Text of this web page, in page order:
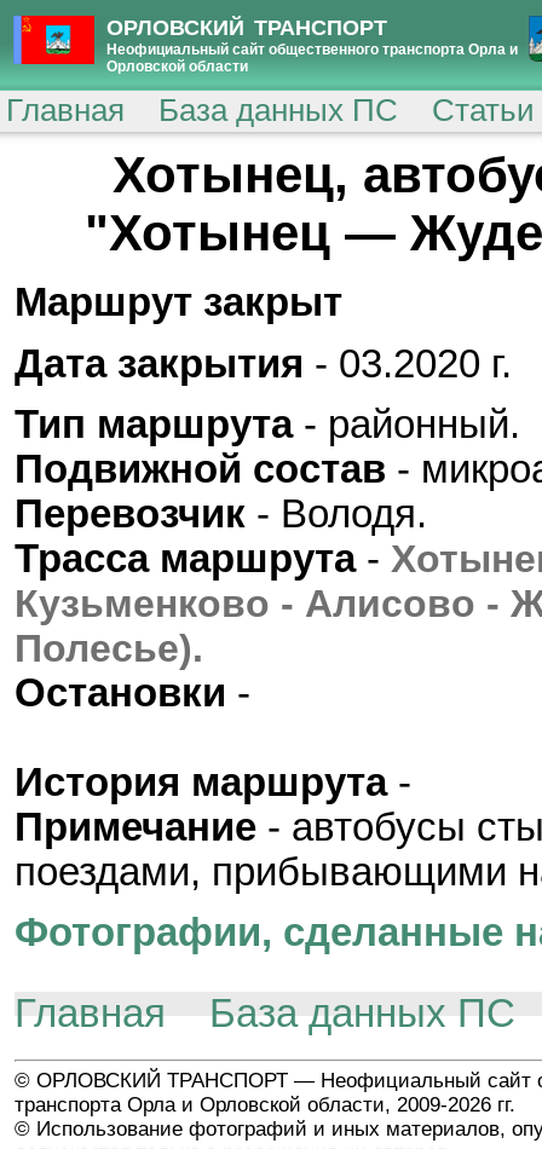
ОРЛОВСКИЙ ТРАНСПОРТ
Неофициальный сайт общественного транспорта Орла и
Орловской области
Главная База данных ПС
Хотынец,
"Хотынец —
Маршрут закрыт
Дата закрытия - 03.2020 г.
Тип маршрута- районный.
Подвижной состав -
Перевозчик - Володя.
Трасса маршрута-
Кузьменково - Алисово -
Полесье).
Остановки -
История маршрута-
Примечание - автобусы
поездами, прибывающими
Фотографии, сделанные
Главная
База данных ПС
© ОРЛОВСКИЙ ТРАНСПОРТ — Неофициальный сайт
транспорта Орла и Орловской области, 2009-2026 гг.
© Использование фотографий и иных материалов,